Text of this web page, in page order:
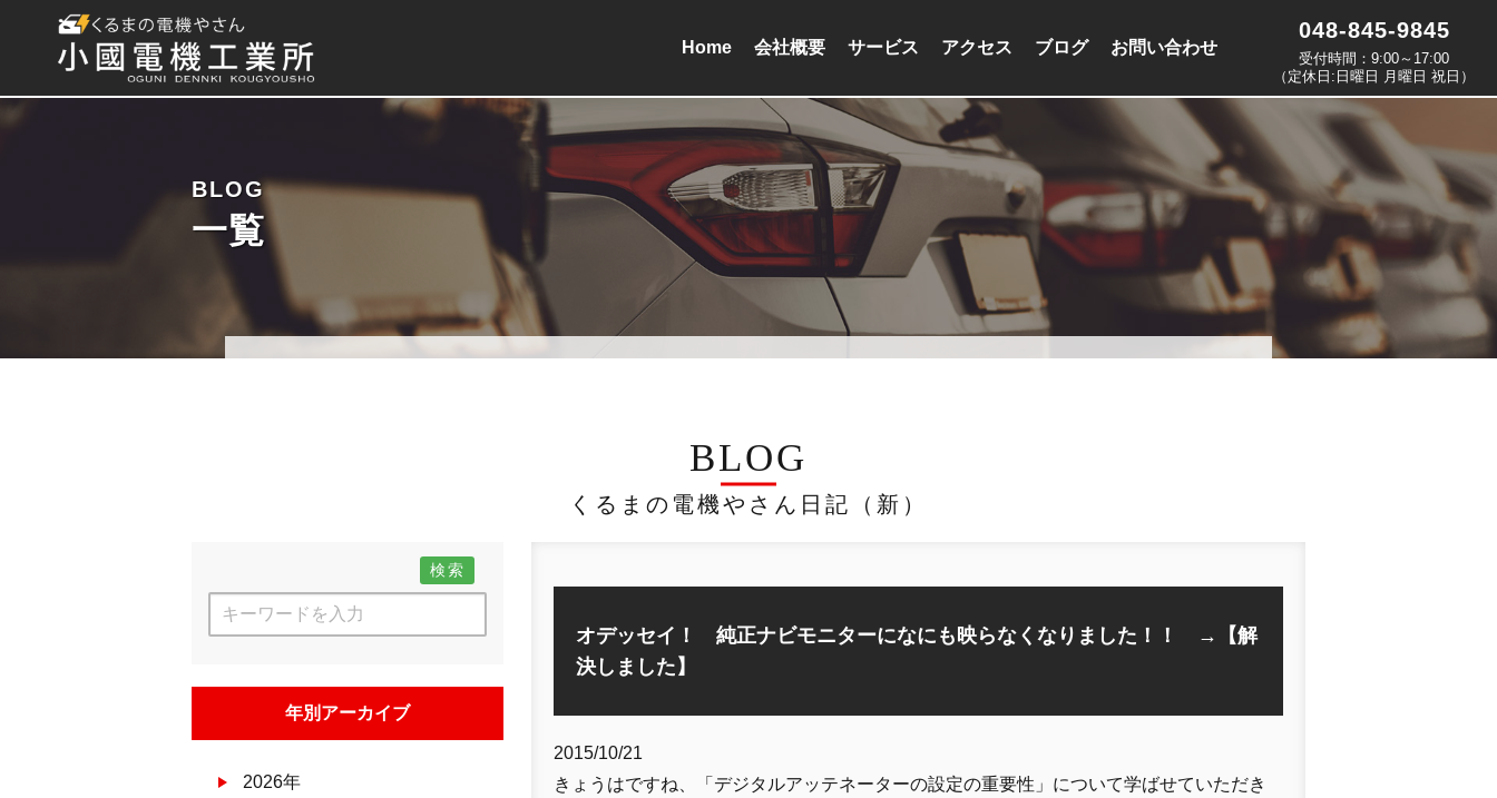
Home 会社概要 サービス アクセス ブログ お問い合わせ
048-845-9845
受付時間：9:00～17:00
（定休日:日曜日 月曜日 祝日）
BLOG
一覧
BLOG
くるまの電機やさん日記（新）
検索
年別アーカイブ
2026年
オデッセイ！ 純正ナビモニターになにも映らなくなりました！！ →【解
決しました】
2015/10/21
きょうはですね、「デジタルアッテネーターの設定の重要性」について学ばせていただき